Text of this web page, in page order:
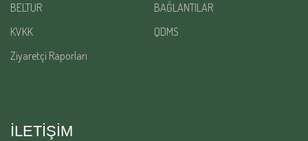
BELTUR
BAĞLANTILAR
KVKK
QDMS
Ziyaretçi Raporları
İLETİŞİM